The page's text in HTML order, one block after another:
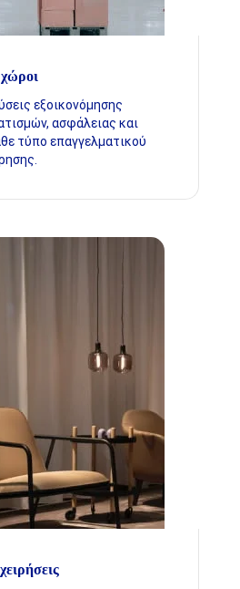
εξοικονόμησης
ασφάλειας και
τύπο επαγγελματικού